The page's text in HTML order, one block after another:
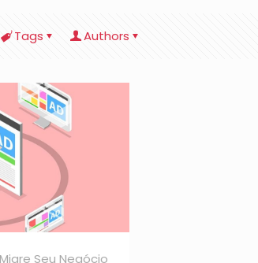
Tags Authors
Seu Negócio